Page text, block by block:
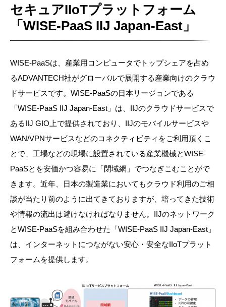
セキュアIIoTプラットフォーム
「WISE-PaaS IIJ Japan-East」
WISE-PaaSは、産業用コンピュータでトップシェアを占め
るADVANTECH社がグローバルで展開する産業向けのクラウ
ドサービスです。WISE-PaaSの日本リージョンである
「WISE-PaaS IIJ Japan-East」は、IIJのクラウドサービスで
あるIIJ GIO上で提供されており、IIJのモバイルサービスや
WAN/VPNサービスなどのコネクティビティをご利用頂くこ
とで 、工場などの現場に設置されている産業機械とWISE-
PaaSとを安価かつ容易に「閉域網」でつなぎこむことがで
きます。近年、日本の製造業においてもクラウド利用のご相
談が当たり前のように出てきておりますが、培ってきた技術
や情報の流出は避けなければなりません。IIJのネットワーク
とWISE-PaaSを組み合わせた「WISE-PaaS IIJ Japan-East」
は、インターネットにつながない安心・安全なIIoTプラット
フォームを提供します。